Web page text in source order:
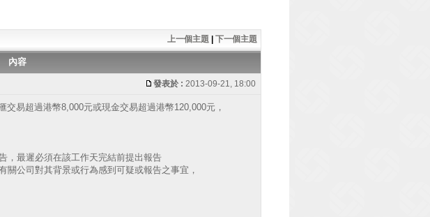
上一個主題 下一個主題
內容
發表於 : 2013-09-21, 18:00
易超過港幣8,000元或現金交易超過港幣120,000元，
，最遲必須在該工作天完結前提出報告
公司對其背景或行為感到可疑或報告之事宜，